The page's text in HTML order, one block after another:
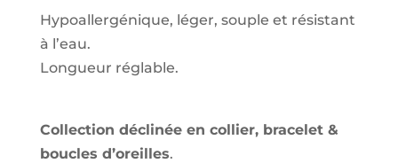
Hypoallergénique, léger, souple et résistant
à l’eau.
Longueur réglable.
Collection déclinée en collier, bracelet &
boucles d’oreilles.